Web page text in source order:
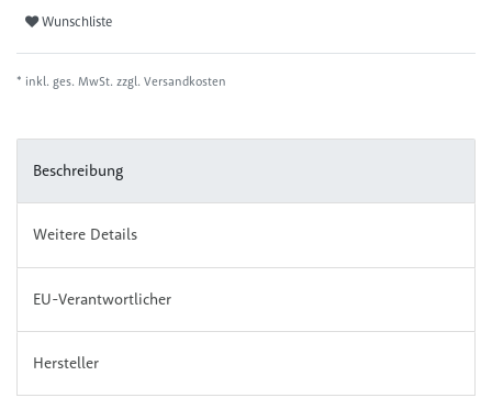
Wunschliste
* inkl. ges. MwSt. zzgl. Versandkosten
Beschreibung
Weitere Details
EU-Verantwortlicher
Hersteller